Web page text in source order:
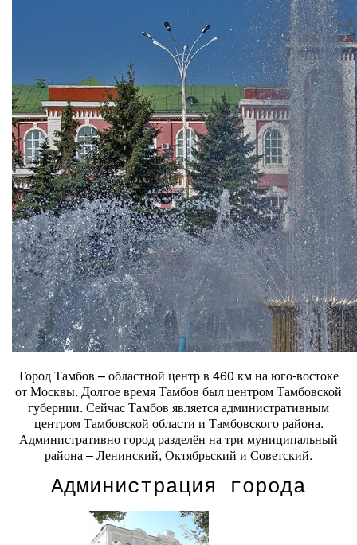
Город Тамбов – областной центр в 460 км на юго-востоке
от Москвы. Долгое время Тамбов был центром Тамбовской
губернии. Сейчас Тамбов является административным
центром Тамбовской области и Тамбовского района.
Административно город разделён на три муниципальный
района – Ленинский, Октябрьский и Советский.
Администрация города